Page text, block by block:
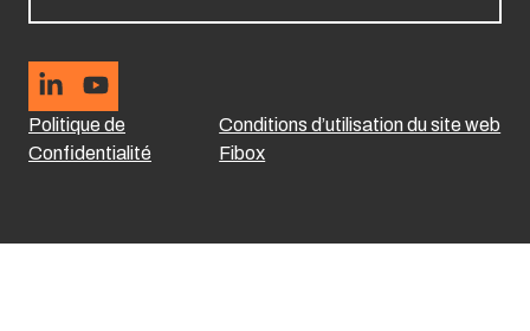
Politique de
Confidentialité
Conditions d’utilisation du site web
Fibox